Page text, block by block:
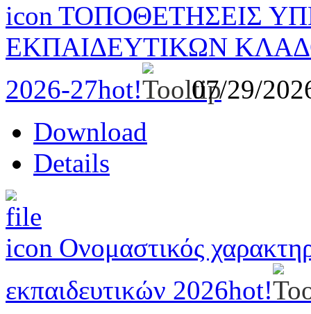
ΤΟΠΟΘΕΤΗΣΕΙΣ
ΕΚΠΑΙΔΕΥΤΙΚΩΝ
2026-27hot!
07/29/
Download
Details
Ονομαστικός
εκπαιδευτικών 2026hot!